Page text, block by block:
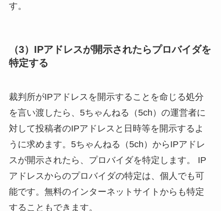
す。
（3）IPアドレスが開示されたらプロバイダを
特定する
裁判所がIPアドレスを開示することを命じる処分
を言い渡したら、5ちゃんねる（5ch）の運営者に
対して投稿者のIPアドレスと日時等を開示するよ
うに求めます。5ちゃんねる（5ch）からIPアドレ
スが開示されたら、プロバイダを特定します。 IP
アドレスからのプロバイダの特定は、個人でも可
能です。無料のインターネットサイトからも特定
することもできます。